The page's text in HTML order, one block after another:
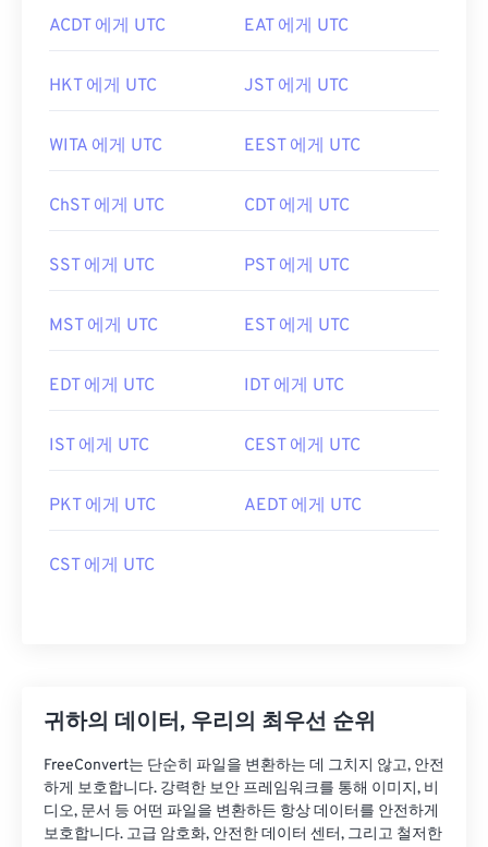
ACDT 에게 UTC EAT 에게 UTC
HKT 에게 UTC JST 에게 UTC
WITA 에게 UTC EEST 에게 UTC
ChST 에게 UTC CDT 에게 UTC
SST 에게 UTC PST 에게 UTC
MST 에게 UTC EST 에게 UTC
EDT 에게 UTC IDT 에게 UTC
IST 에게 UTC CEST 에게 UTC
PKT 에게 UTC AEDT 에게 UTC
CST 에게 UTC
귀하의 데이터, 우리의 최우선 순위
FreeConvert는 단순히 파일을 변환하는 데 그치지 않고, 안전
하게 보호합니다. 강력한 보안 프레임워크를 통해 이미지, 비
디오, 문서 등 어떤 파일을 변환하든 항상 데이터를 안전하게
보호합니다. 고급 암호화, 안전한 데이터 센터, 그리고 철저한